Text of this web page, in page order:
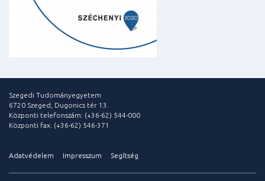
Szegedi Tudományegyetem
6720 Szeged, Dugonics tér 13.
Központi telefonszám: (+36-62) 544-000
Központi fax: (+36-62) 546-371
Adatvédelem Impresszum Segítség